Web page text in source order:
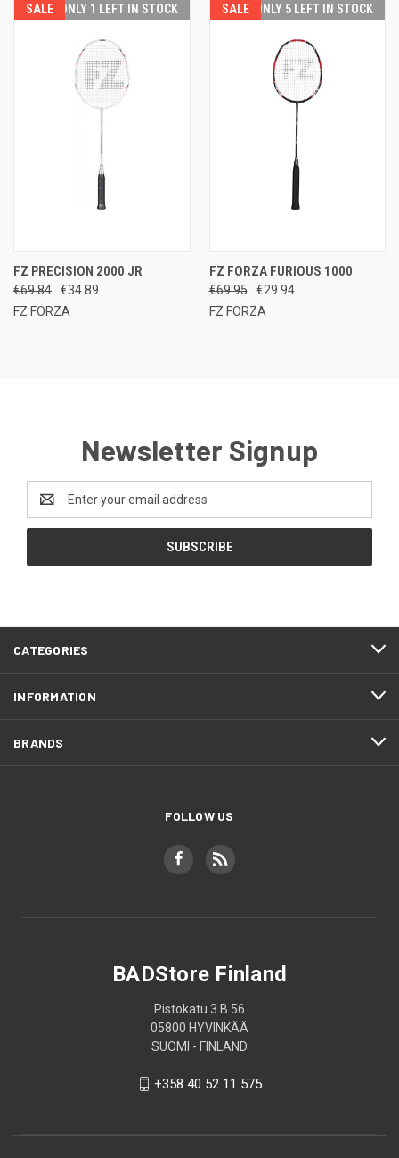
SALE ONLY 1 LEFT IN STOCK
FZ PRECISION 2000 JR
€69.84
€34.89
FZ FORZA
SALE ONLY 5 LEFT IN STOCK
FZ FORZA FURIOUS 1000
€69.95
€29.94
FZ FORZA
Newsletter Signup
Address
CATEGORIES
INFORMATION
BRANDS
FOLLOW US
BADStore Finland
Pistokatu 3 B 56
05800 HYVINKÄÄ
SUOMI - FINLAND
+358 40 52 11 575